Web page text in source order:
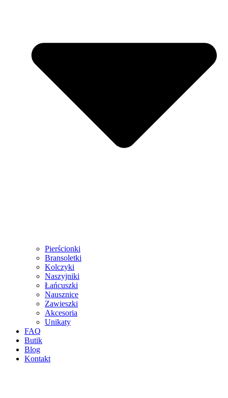
Pierścionki
Bransoletki
Kolczyki
Naszyjniki
Łańcuszki
Nausznice
Zawieszki
Akcesoria
Unikaty
FAQ
Butik
Blog
Kontakt